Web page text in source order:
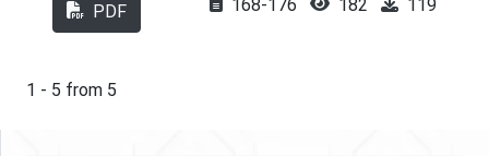
takliflar ishlab chiqilgan.
PDF 168-176 182 119
1 - 5 from 5